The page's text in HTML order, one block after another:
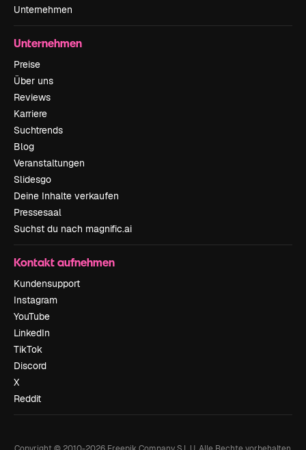
Unternehmen
Unternehmen
Preise
Über uns
Reviews
Karriere
Suchtrends
Blog
Veranstaltungen
Slidesgo
Deine Inhalte verkaufen
Pressesaal
Suchst du nach magnific.ai
Kontakt aufnehmen
Kundensupport
Instagram
YouTube
LinkedIn
TikTok
Discord
X
Reddit